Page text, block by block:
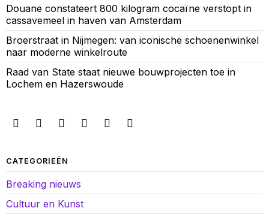
Douane constateert 800 kilogram cocaïne verstopt in
cassavemeel in haven van Amsterdam
Broerstraat in Nijmegen: van iconische schoenenwinkel
naar moderne winkelroute
Raad van State staat nieuwe bouwprojecten toe in
Lochem en Hazerswoude
CATEGORIEËN
Breaking nieuws
Cultuur en Kunst